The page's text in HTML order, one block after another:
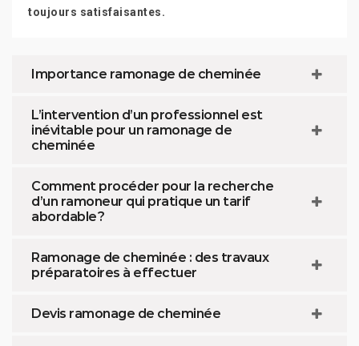
toujours satisfaisantes.
Importance ramonage de cheminée
L’intervention d’un professionnel est
inévitable pour un ramonage de
cheminée
Comment procéder pour la recherche
d’un ramoneur qui pratique un tarif
abordable ?
Ramonage de cheminée : des travaux
préparatoires à effectuer
Devis ramonage de cheminée